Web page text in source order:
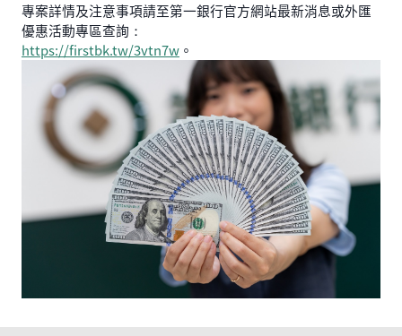
專案詳情及注意事項請至第一銀行官方網站最新消息或外匯
優惠活動專區查詢：
https://firstbk.tw/3vtn7w。